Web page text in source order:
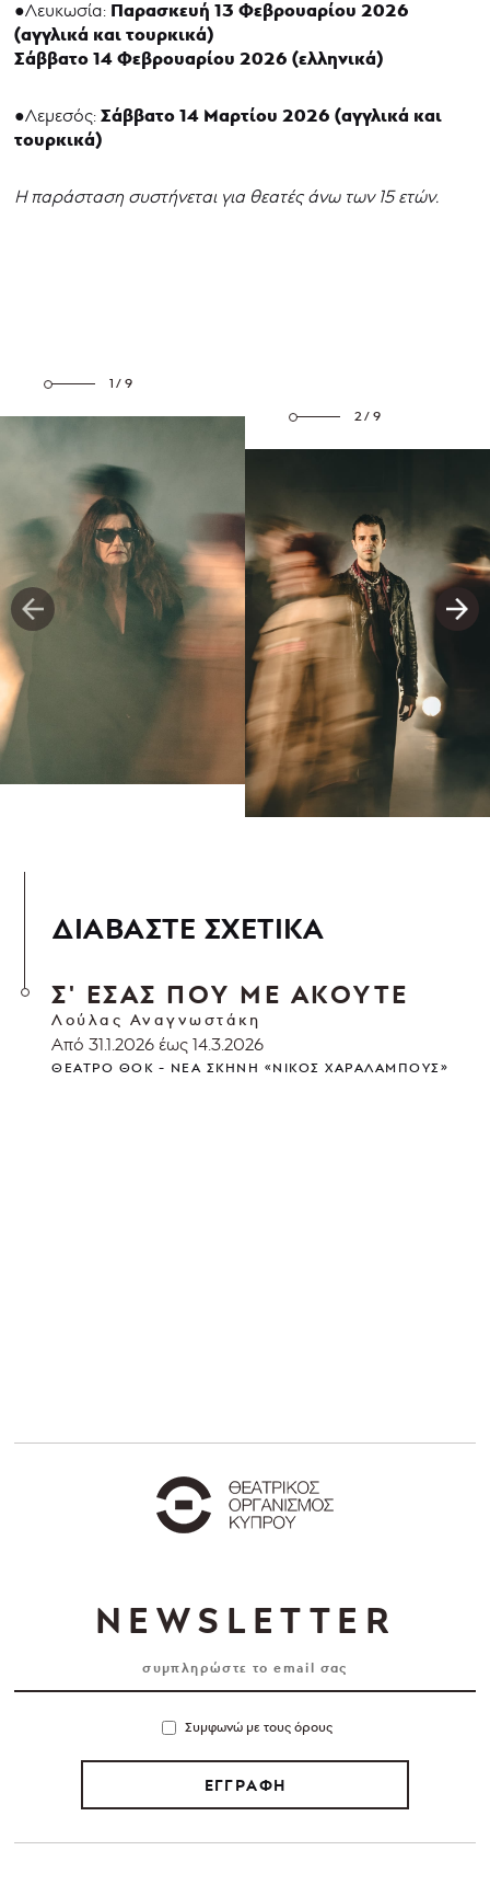
●Λευκωσία: Παρασκευή 13 Φεβρουαρίου 2026
(αγγλικά και τουρκικά)
Σάββατο 14 Φεβρουαρίου 2026 (ελληνικά)
●Λεμεσός:Σάββατο 14 Μαρτίου 2026 (αγγλικά και
τουρκικά)
Η παράσταση συστήνεται για θεατές άνω των 15 ετών.
1/9
2/9
ΔΙΑΒΑΣΤΕ ΣΧΕΤΙΚΑ
Σ' ΕΣΑΣ ΠΟΥ ΜΕ ΑΚΟΥΤΕ
Λούλας Αναγνωστάκη
Από 31.1.2026 έως 14.3.2026
ΘΈΑΤΡΟ ΘΟΚ - ΝΈΑ ΣΚΗΝΉ «ΝΊΚΟΣ ΧΑΡΑΛΆΜΠΟΥΣ»
NEWSLETTER
Συμφωνώ με τους όρους
ΕΓΓΡΑΦΗ